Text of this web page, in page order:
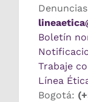
Boletín
Trabaje
Línea
Bogotá: